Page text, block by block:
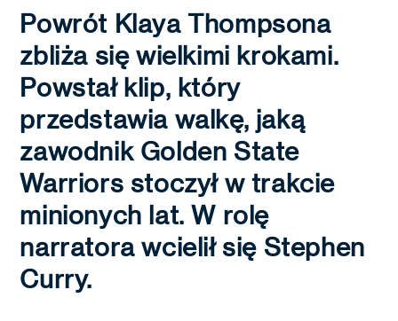
Powrót Klaya Thompsona
zbliża się wielkimi krokami.
Powstał klip, który
przedstawia walkę, jaką
zawodnik Golden State
Warriors stoczył w trakcie
minionych lat. W rolę
narratora wcielił się Stephen
Curry.